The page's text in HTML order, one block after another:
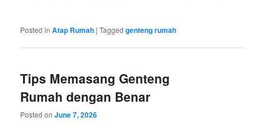
Posted in Atap Rumah |Tagged genteng rumah
Tips Memasang Genteng
Rumah dengan Benar
Posted onJune 7, 2026